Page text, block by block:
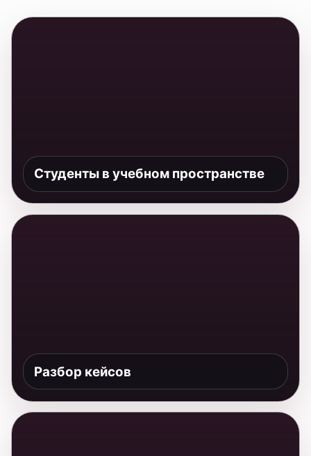
Разбор кейсов
Партнерская среда